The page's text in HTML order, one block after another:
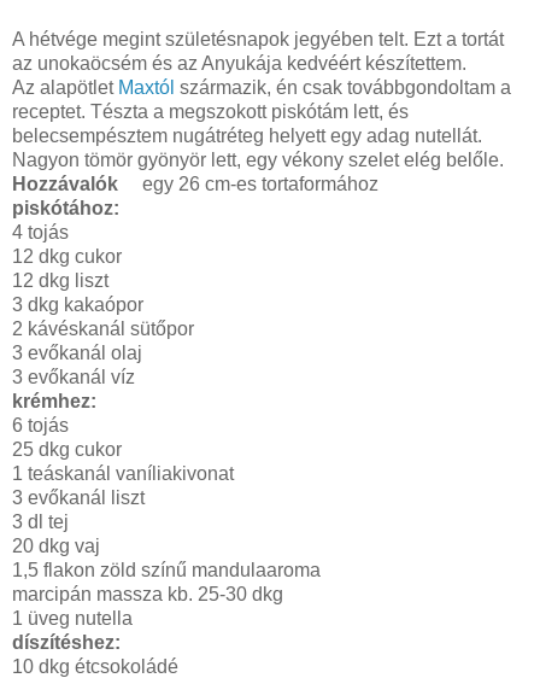
A hétvége megint születésnapok jegyében telt. Ezt a tortát
az unokaöcsém és az Anyukája kedvéért készítettem.
Az alapötletMaxtól származik, én csak továbbgondoltam a
receptet. Tészta a megszokott piskótám lett, és
belecsempésztem nugátréteg helyett egy adag nutellát.
Nagyon tömör gyönyör lett, egy vékony szelet elég belőle.
Hozzávalók
egy 26 cm-es tortaformához
piskótához:
4 tojás
12 dkg cukor
12 dkg liszt
3 dkg kakaópor
2 kávéskanál sütőpor
3 evőkanál olaj
3 evőkanál víz
krémhez:
6 tojás
25 dkg cukor
1 teáskanál vaníliakivonat
3 evőkanál liszt
3 dl tej
20 dkg vaj
1,5 flakon zöld színű mandulaaroma
marcipán massza kb. 25-30 dkg
1 üveg nutella
díszítéshez:
10 dkg étcsokoládé